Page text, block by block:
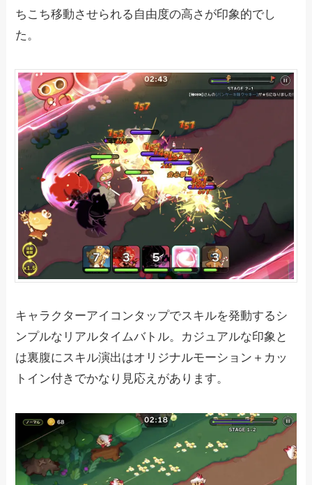
ちこち移動させられる自由度の高さが印象的でし
た。
キャラクターアイコンタップでスキルを発動するシ
ンプルなリアルタイムバトル。カジュアルな印象と
は裏腹にスキル演出はオリジナルモーション＋カッ
トイン付きでかなり見応えがあります。